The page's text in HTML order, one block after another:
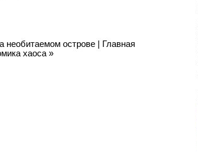
необитаемом острове | Главная
хаоса »